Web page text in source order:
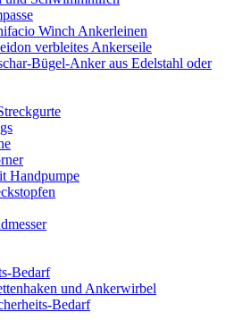
Winch Ankerleinen
verbleites Ankerseile
Bügel-Anker aus Edelstahl oder
Handpumpe
Bedarf
und Ankerwirbel
Bedarf